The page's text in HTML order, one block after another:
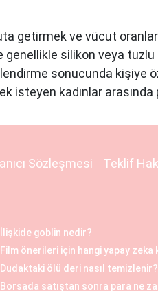
getirmek ve vücut
silikon veya tuzlu
sonucunda kişiye
isteyen kadınlar arasında
kaygılar nedeniyle bazı
çıkarılması ile
ve günlük yaşam kalitesini
takip edilir.
yapılır. Operasyon
Sözleşmesi Teklif
İlişkide goblin nedir?
Film önerileri için hangi yapay zeka
Dudaktaki ölü deri nasıl temizlenir?
Borsada satıştan sonra para ne